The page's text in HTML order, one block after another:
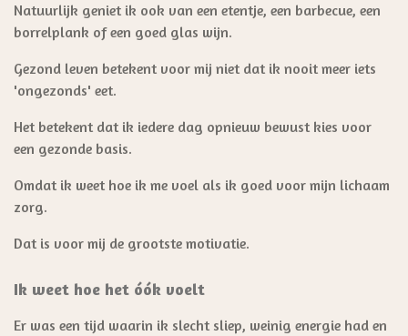
Natuurlijk geniet ik ook van een etentje, een barbecue, een
borrelplank of een goed glas wijn.
Gezond leven betekent voor mij niet dat ik nooit meer iets
'ongezonds' eet.
Het betekent dat ik iedere dag opnieuw bewust kies voor
een gezonde basis.
Omdat ik weet hoe ik me voel als ik goed voor mijn lichaam
zorg.
Dat is voor mij de grootste motivatie.
Ik weet hoe het óók voelt
Er was een tijd waarin ik slecht sliep, weinig energie had en